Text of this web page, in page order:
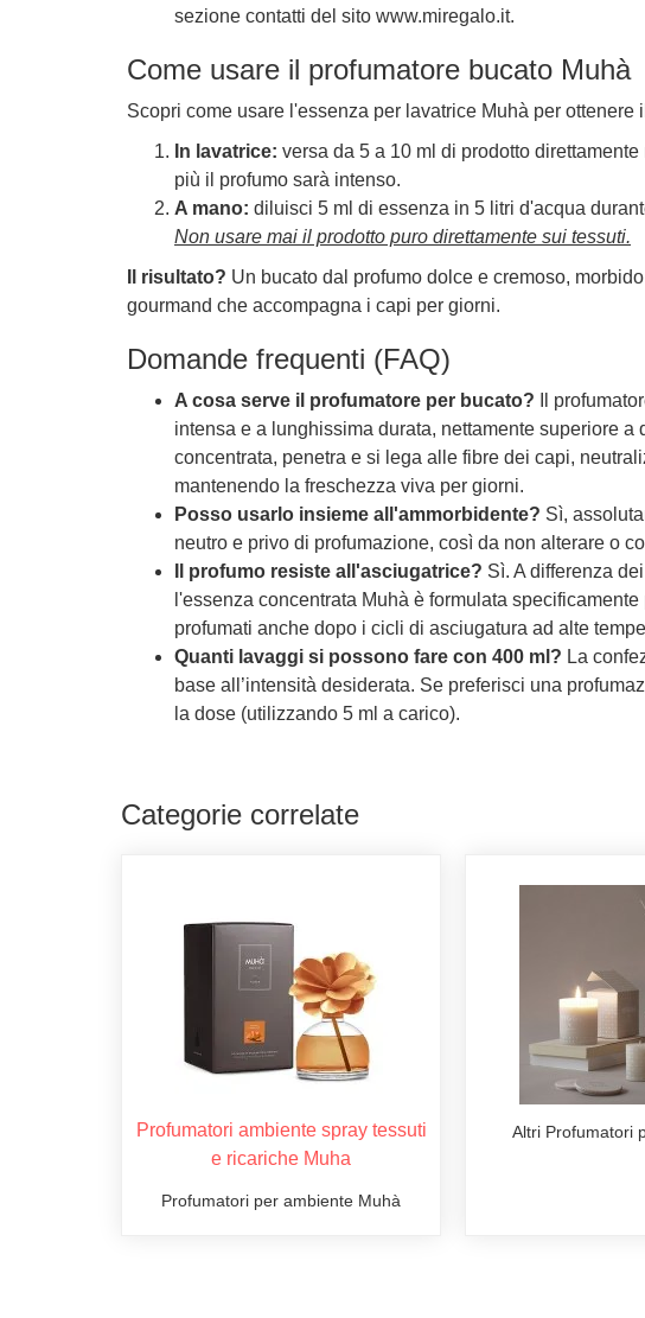
sezione contatti del sito www.miregalo.it.
Come usare il profumatore bucato Muhà
Scopri come usare l'essenza per lavatrice Muhà per ottenere
In lavatrice: versa da 5 a 10 ml di prodotto
più il profumo sarà intenso.
A mano: diluisci 5 ml di essenza in 5 litri d'acqua
Non usare mai il prodotto puro direttamente sui tessuti.
Il risultato? Un bucato dal profumo dolce e cremoso,
gourmand che accompagna i capi per giorni.
Domande frequenti (FAQ)
A cosa serve il profumatore per bucato? Il
intensa e a lunghissima durata, nettamente superiore
concentrata, penetra e si lega alle fibre dei capi,
mantenendo la freschezza viva per giorni.
Posso usarlo insieme all'ammorbidente? Sì,
neutro e privo di profumazione, così da non alterare o
Il profumo resiste all'asciugatrice? Sì. A differenza
l'essenza concentrata Muhà è formulata
profumati anche dopo i cicli di asciugatura ad alte
Quanti lavaggi si possono fare con 400 ml? La
base all’intensità desiderata. Se preferisci una
la dose (utilizzando 5 ml a carico).
Categorie correlate
Profumatori ambiente spray tessuti
e ricariche Muha
Profumatori per ambiente Muhà
Altri Profumatori